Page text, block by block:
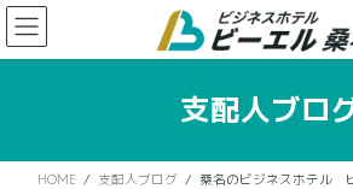
コ
ン
テ
移
ナ
ビ
ゲ
ン
支配人ブロ
HOME 支配人ブログ 桑名のビジネスホテル